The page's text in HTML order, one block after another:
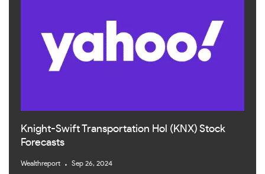
Knight-Swift Transportation Hol (KNX) Stock
Forecasts
Wealthreport Sep 26, 2024